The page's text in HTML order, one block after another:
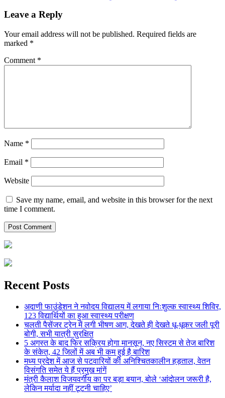
Leave a Reply
Your email address will not be published. Required fields are
marked *
Comment *
Name *
Email *
Website
Save my name, email, and website in this browser for the next
time I comment.
Recent Posts
अदाणी फाउंडेशन ने नवोदय विद्यालय में लगाया निःशुल्क स्वास्थ्य शिविर,
123 विद्यार्थियों का हुआ स्वास्थ्य परीक्षण
चलती पैसेंजर ट्रेन में लगी भीषण आग, देखते ही देखते धू-धूकर जली पूरी
बोगी, सभी यात्री सुरक्षित
5 अगस्त के बाद फिर सक्रिय होगा मानसून, नए सिस्टम से तेज बारिश
के संकेत, 42 जिलों में अब भी कम हुई है बारिश
मध्य प्रदेश में आज से पटवारियों की अनिश्चितकालीन हड़ताल, वेतन
विसंगति समेत ये हैं प्रमुख मांगें
मंत्री कैलाश विजयवर्गीय का पर बड़ा बयान, बोले ‘आंदोलन जरूरी है,
लेकिन मर्यादा नहीं टूटनी चाहिए’